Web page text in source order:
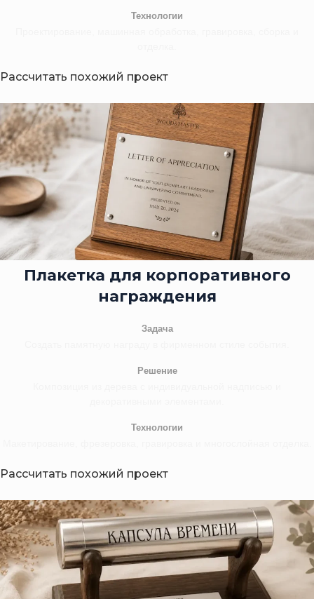
Технологии
Рассчитать похожий проект
Плакетка для корпоративного
награждения
Задача
Решение
Технологии
Рассчитать похожий проект